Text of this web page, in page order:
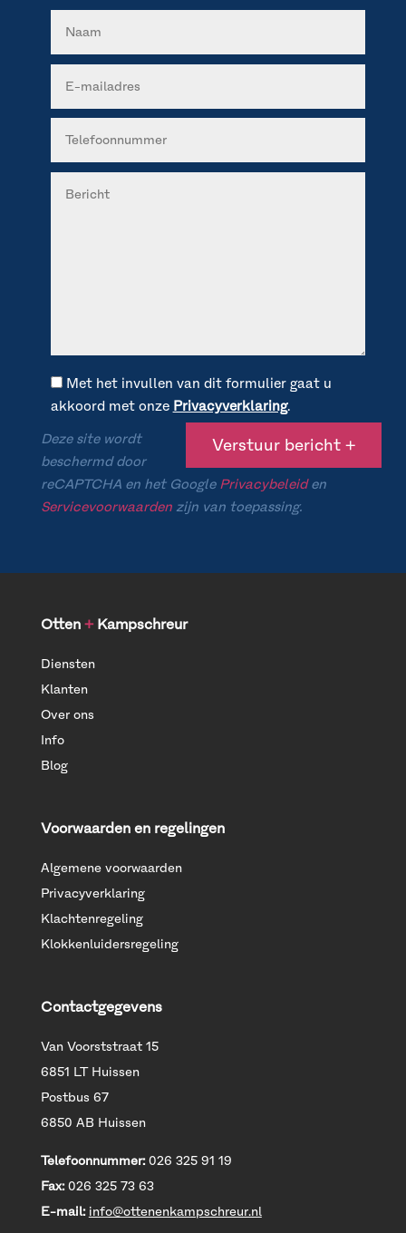
Met het invullen van dit formulier gaat u
akkoord met onze Privacyverklaring.
Deze site wordt
beschermd door
reCAPTCHA en het Google Privacybeleiden
Servicevoorwaardenzijn van toepassing.
Otten +Kampschreur
Diensten
Klanten
Over ons
Info
Blog
Voorwaarden en regelingen
Algemene voorwaarden
Privacyverklaring
Klachtenregeling
Klokkenluidersregeling
Contactgegevens
Van Voorststraat 15
6851 LT Huissen
Postbus 67
6850 AB Huissen
Telefoonnummer:026 325 91 19
Fax:026 325 73 63
E-mail: info@ottenenkampschreur.nl